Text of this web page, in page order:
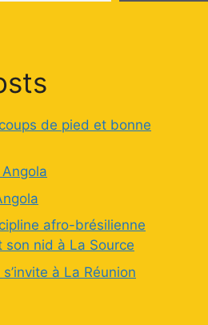
de pied et bonne
afro-brésilienne
nid à La Source
à La Réunion